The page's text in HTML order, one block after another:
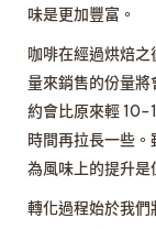
味是更加豐富。
咖啡在經過烘焙
量來銷售的份量將
約會比原來輕 10-
時間再拉長一些
為風味上的提升是
轉化過程始於我們